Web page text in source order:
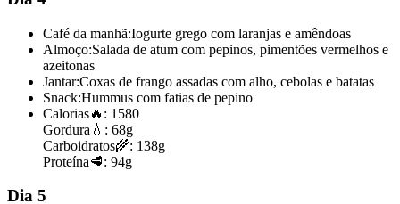
Café da manhã:Iogurte grego com laranjas e amêndoas
Almoço:Salada de atum com pepinos, pimentões vermelhos e
azeitonas
Jantar:Coxas de frango assadas com alho, cebolas e batatas
Snack:Hummus com fatias de pepino
Calorias🔥: 1580
Gordura 💧: 68g
Carboidratos🌾: 138g
Proteína🥩: 94g
Dia 5